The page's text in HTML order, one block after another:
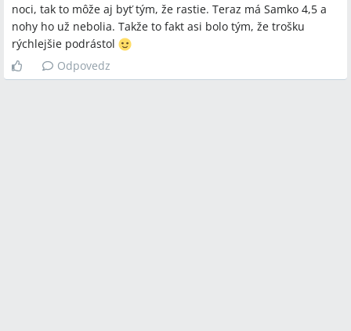
noci, tak to môže aj byť tým, že rastie. Teraz má Samko 4,5 a
nohy ho už nebolia. Takže to fakt asi bolo tým, že trošku
rýchlejšie podrástol
Odpovedz